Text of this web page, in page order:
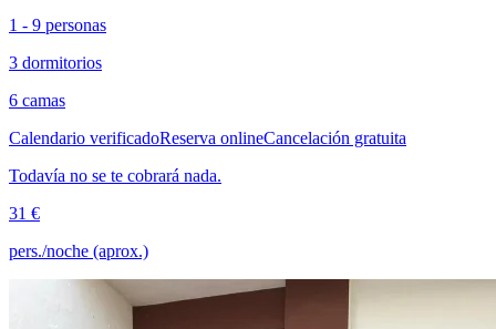
1 - 9 personas
3 dormitorios
6 camas
Calendario verificadoReserva onlineCancelación gratuita
Todavía no se te cobrará nada.
31 €
pers./noche (aprox.)